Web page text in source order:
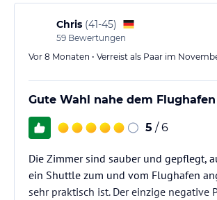
Chris (41-45)
59 Bewertungen
Vor 8 Monaten • Verreist als Paar im
Gute Wahl nahe dem Flughafen
5 / 6
Die Zimmer sind sauber und gepflegt,
ein Shuttle zum und vom Flughafen
sehr praktisch ist. Der einzige negative